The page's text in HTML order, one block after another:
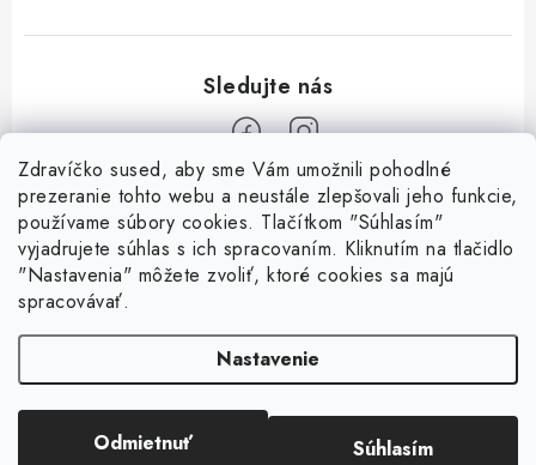
Zdravíčko sused, aby sme Vám umožnili pohodlné
prezeranie tohto webu a neustále zlepšovali jeho funkcie,
používame súbory cookies. Tlačítkom "Súhlasím"
vyjadrujete súhlas s ich spracovaním. Kliknutím na tlačidlo
"Nastavenia" môžete zvoliť, ktoré cookies sa majú
spracovávať.
Nastavenie
Odmietnuť Súhlasím
O nás
Kontakty
História a súčasnosť
Susedov blog
Pre lepšie susedstvo
Všetko o nákupe
Doprava a platba
Ako balíme zásielky?
Dokumenty
Copyright 2026 . Všetky práva vyhradené.